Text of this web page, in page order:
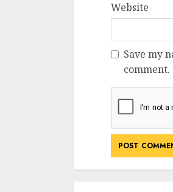
Website
Save my
comment.